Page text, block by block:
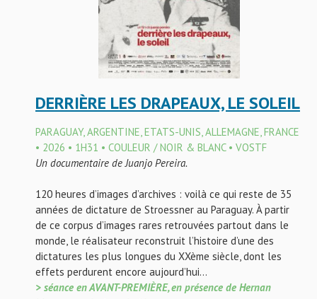
DERRIÈRE LES DRAPEAUX, LE SOLEIL
PARAGUAY, ARGENTINE, ETATS-UNIS, ALLEMAGNE, FRANCE
• 2026 • 1H31 • COULEUR / NOIR & BLANC • VOSTF
Un documentaire de Juanjo Pereira.
120 heures d’images d’archives : voilà ce qui reste de 35
années de dictature de Stroessner au Paraguay. À partir
de ce corpus d’images rares retrouvées partout dans le
monde, le réalisateur reconstruit l’histoire d’une des
dictatures les plus longues du XXème siècle, dont les
effets perdurent encore aujourd’hui…
> séance en AVANT-PREMIÈRE, en présence de Hernan